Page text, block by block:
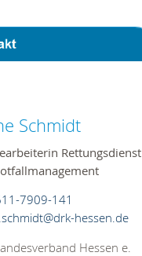
Schmidt
Rettungsdienst
7909-141
hessen.de
Hessen e.